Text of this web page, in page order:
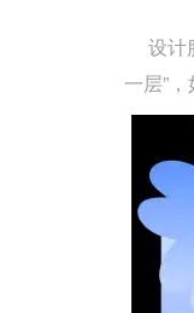
设计
一层”，